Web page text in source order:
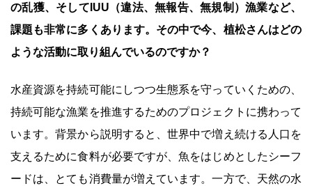
の乱獲、そしてIUU（違法、無報告、無規制）漁業など、
課題も非常に多くあります。その中で今、植松さんはどの
ような活動に取り組んでいるのですか？
水産資源を持続可能にしつつ生態系を守っていくための、
持続可能な漁業を推進するためのプロジェクトに携わって
います。背景から説明すると、世界中で増え続ける人口を
支えるために食料が必要ですが、魚をはじめとしたシーフ
ードは、とても消費量が増えています。一方で、天然の水